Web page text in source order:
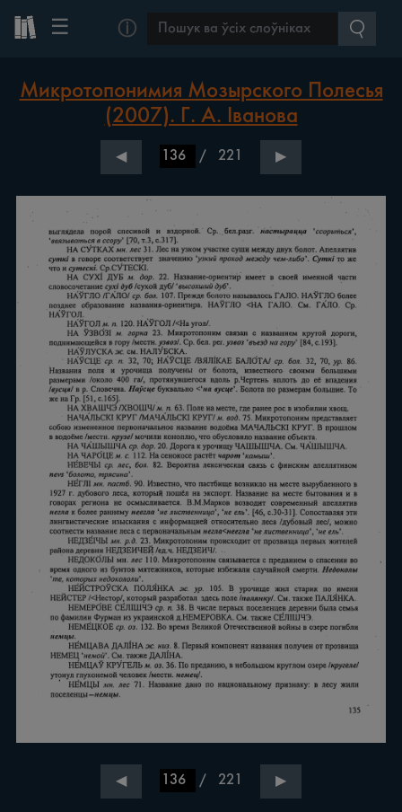
☰ ⓘ
Микротопонимия Мозырского Полесья
(2007). Г. А. Іванова
◀ / 221 ▶
◀ / 221 ▶